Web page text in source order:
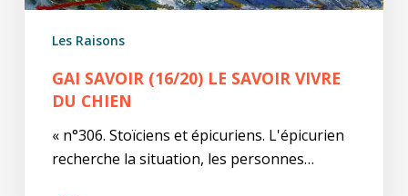
Les Raisons
GAI SAVOIR (16/20) LE SAVOIR VIVRE
DU CHIEN
« n°306. Stoïciens et épicuriens. L'épicurien
recherche la situation, les personnes…